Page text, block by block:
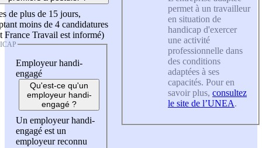
de plus de 15 jours,
moins de 4 candidatures
France Travail est informé)
Employeur handi-
engagé
Qu'est-ce qu'un
employeur handi-
engagé ?
Un employeur handi-
engagé est un
employeur reconnu
permet à un travailleur
en situation de
handicap d'exercer
une activité
professionnelle dans
des conditions
adaptées à ses
capacités. Pour en
savoir plus, consultez
le site de l’UNEA.